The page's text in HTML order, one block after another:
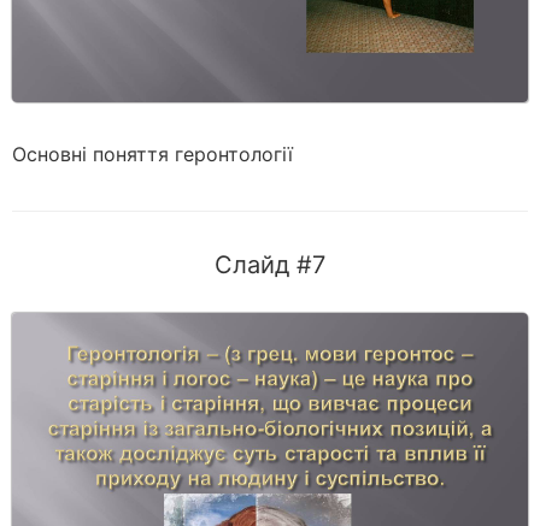
Основні поняття геронтології
Слайд #7